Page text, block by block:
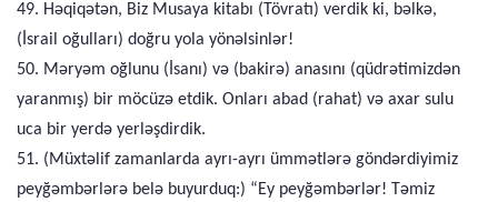
49. Həqiqətən, Biz Musaya kitabı (Tövratı) verdik ki, bəlkə,
(İsrail oğulları) doğru yola yönəlsinlər!
50. Məryəm oğlunu (İsanı) və (bakirə) anasını (qüdrətimizdən
yaranmış) bir möcüzə etdik. Onları abad (rahat) və axar sulu
uca bir yerdə yerləşdirdik.
51. (Müxtəlif zamanlarda ayrı-ayrı ümmətlərə göndərdiyimiz
peyğəmbərlərə belə buyurduq:) “Ey peyğəmbərlər! Təmiz